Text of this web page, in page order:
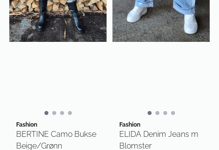
Fashion
BERTINE Camo Bukse
Beige/Grønn
Fashion
ELIDA Denim Jeans m
Blomster